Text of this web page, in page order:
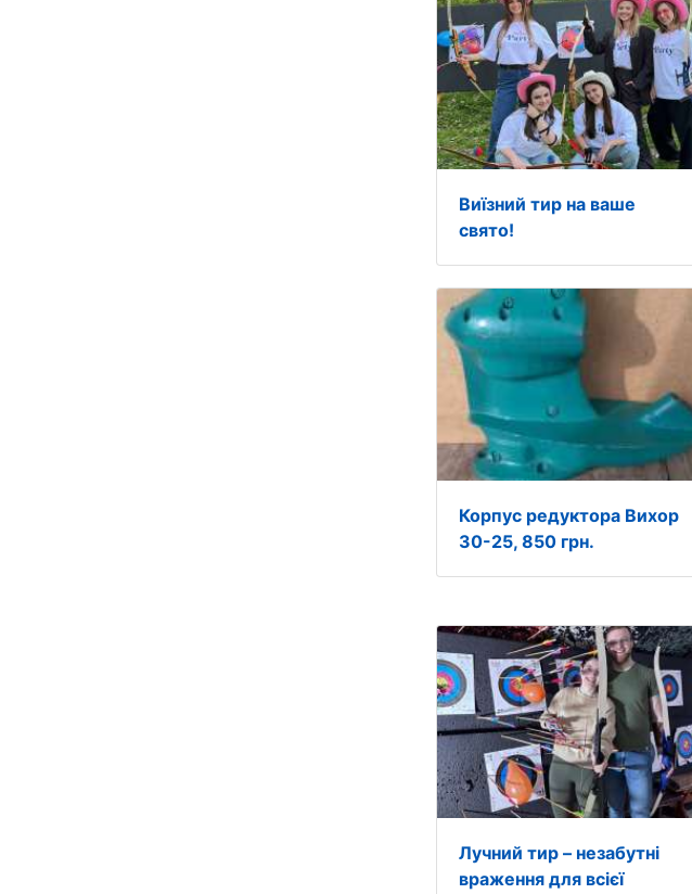
Виїзний тир на ваше
свято!
Корпус редуктора Вихор
30-25, 850 грн.
Лучний тир – незабутні
враження для всієї